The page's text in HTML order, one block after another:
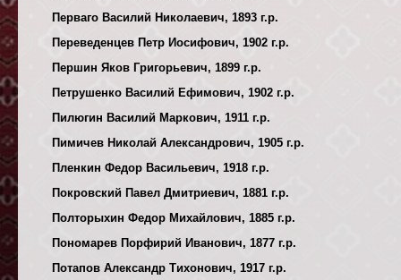
Перваго Василий Николаевич, 1893 г.р.
Переведенцев Петр Иосифович, 1902 г.р.
Першин Яков Григорьевич, 1899 г.р.
Петрушенко Василий Ефимович, 1902 г.р.
Пилюгин Василий Маркович, 1911 г.р.
Пимичев Николай Александрович, 1905 г.р.
Пленкин Федор Васильевич, 1918 г.р.
Покровский Павел Дмитриевич, 1881 г.р.
Полторыхин Федор Михайлович, 1885 г.р.
Пономарев Порфирий Иванович, 1877 г.р.
Потапов Александр Тихонович, 1917 г.р.